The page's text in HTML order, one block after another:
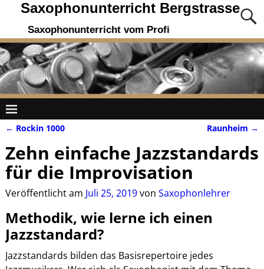
Saxophonunterricht Bergstrasse
Saxophonunterricht vom Profi
← Rockin 1000 Raunheim →
Zehn einfache Jazzstandards
für die Improvisation
Veröffentlicht am Juli 25, 2019von Saxophonlehrer
Methodik, wie lerne ich einen
Jazzstandard?
Jazzstandards bilden das Basisrepertoire jedes